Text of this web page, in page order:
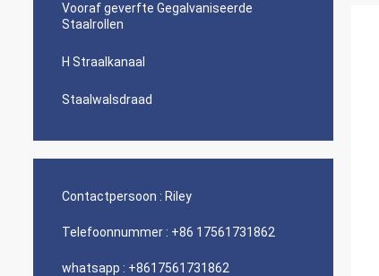
Vooraf geverfte Gegalvaniseerde
Staalrollen
H Straalkanaal
Staalwalsdraad
Contactpersoon : Riley
Telefoonnummer : +86 17561731862
whatsapp : +8617561731862